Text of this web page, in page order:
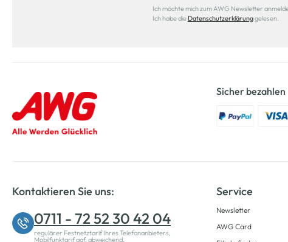
Ich möchte mich zum AWG Newsletter
Ich habe die Datenschutzerklärunggelesen.
Sicher bezahlen
Kontaktieren Sie uns:
0711 - 72 52 30 42 04
regulärer Festnetztarif Ihres Telefonanbieters,
Mobilfunktarif ggf. abweichend.
Service
Newsletter
AWG Card